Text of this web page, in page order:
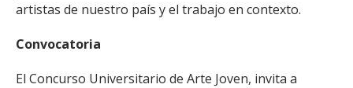
artistas de nuestro país y el trabajo en contexto.
Convocatoria
El Concurso Universitario de Arte Joven, invita a